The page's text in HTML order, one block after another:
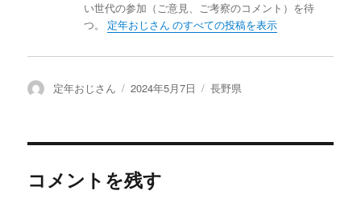
い世代の参加（ご意見、ご考察のコメント）を待
つ。 定年おじさん のすべての投稿を表示
投
定年おじさん
投
2024年5月7日
カ
リ
長野県
コメントを残す